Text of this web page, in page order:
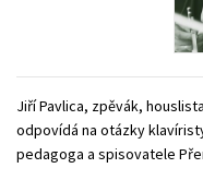
Jiří Pavlica, zpěvák,
odpovídá na otázky
pedagoga a spisovatele